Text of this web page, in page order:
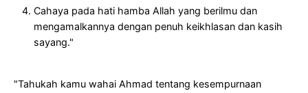
Cahaya pada hati hamba Allah yang berilmu dan
mengamalkannya dengan penuh keikhlasan dan kasih
sayang."
"Tahukah kamu wahai Ahmad tentang kesempurnaan